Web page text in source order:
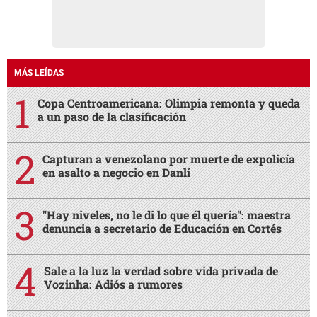
MÁS LEÍDAS
Copa Centroamericana: Olimpia remonta y queda
a un paso de la clasificación
Capturan a venezolano por muerte de expolicía
en asalto a negocio en Danlí
"Hay niveles, no le di lo que él quería": maestra
denuncia a secretario de Educación en Cortés
Sale a la luz la verdad sobre vida privada de
Vozinha: Adiós a rumores